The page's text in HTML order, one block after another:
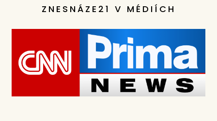
ZNESNÁZE21 V MÉDIÍCH